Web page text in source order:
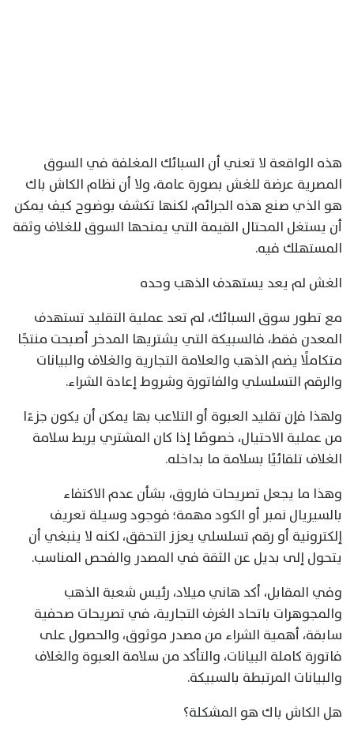
هذه الواقعة لا تعني أن السبائك المغلفة في السوق
المصرية عرضة للغش بصورة عامة، ولا أن نظام الكاش باك
هو الذي صنع هذه الجرائم، لكنها تكشف بوضوح كيف يمكن
أن يستغل المحتال القيمة التي يمنحها السوق للغلاف وثقة
المستهلك فيه.
الغش لم يعد يستهدف الذهب وحده
مع تطور سوق السبائك، لم تعد عملية التقليد تستهدف
المعدن فقط، فالسبيكة التي يشتريها المدخر أصبحت منتجًا
متكاملًا يضم الذهب والعلامة التجارية والغلاف والبيانات
والرقم التسلسلي والفاتورة وشروط إعادة الشراء.
ولهذا فإن تقليد العبوة أو التلاعب بها يمكن أن يكون جزءًا
من عملية الاحتيال، خصوصًا إذا كان المشتري يربط سلامة
الغلاف تلقائيًا بسلامة ما بداخله.
وهذا ما يجعل تصريحات فاروق، بشأن عدم الاكتفاء
بالسيريال نمبر أو الكود مهمة؛ فوجود وسيلة تعريف
إلكترونية أو رقم تسلسلي يعزز التحقق، لكنه لا ينبغي أن
يتحول إلى بديل عن الثقة في المصدر والفحص المناسب.
وفي المقابل، أكد هاني ميلاد، رئيس شعبة الذهب
والمجوهرات باتحاد الغرف التجارية، في تصريحات صحفية
سابقة، أهمية الشراء من مصدر موثوق، والحصول على
فاتورة كاملة البيانات، والتأكد من سلامة العبوة والغلاف
والبيانات المرتبطة بالسبيكة.
هل الكاش باك هو المشكلة؟